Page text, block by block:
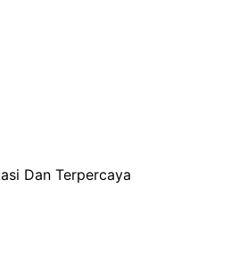
Dan Terpercaya